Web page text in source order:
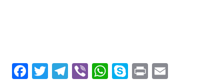
F T T Vi W S Pr